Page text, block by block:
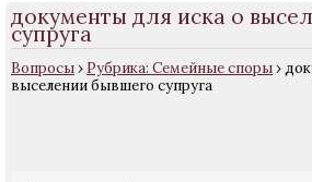
документы для иска о
супруга
Вопросы› Рубрика: Семейные споры›
выселении бывшего супруга